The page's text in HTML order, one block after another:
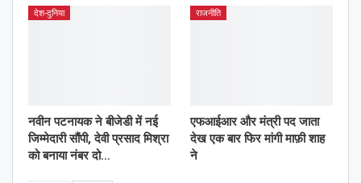
देश-दुनिया
नवीन पटनायक ने बीजेडी में नई
जिम्मेदारी सौंपी, देवी प्रसाद मिश्रा
को बनाया नंबर दो…
राजनीति
एफआईआर और मंत्री पद जाता
देख एक बार फिर मांगी माफ़ी शाह
ने